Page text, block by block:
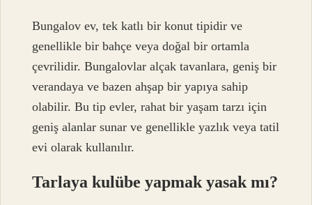
Bungalov ev, tek katlı bir konut tipidir ve
genellikle bir bahçe veya doğal bir ortamla
çevrilidir. Bungalovlar alçak tavanlara, geniş bir
verandaya ve bazen ahşap bir yapıya sahip
olabilir. Bu tip evler, rahat bir yaşam tarzı için
geniş alanlar sunar ve genellikle yazlık veya tatil
evi olarak kullanılır.
Tarlaya kulübe yapmak yasak mı?